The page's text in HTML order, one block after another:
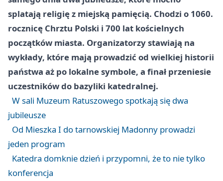
splatają religię z miejską pamięcią. Chodzi o 1060.
rocznicę Chrztu Polski i 700 lat kościelnych
początków miasta. Organizatorzy stawiają na
wykłady, które mają prowadzić od wielkiej historii
państwa aż po lokalne symbole, a finał przeniesie
uczestników do bazyliki katedralnej.
W sali Muzeum Ratuszowego spotkają się dwa
jubileusze
Od Mieszka I do tarnowskiej Madonny prowadzi
jeden program
Katedra domknie dzień i przypomni, że to nie tylko
konferencja